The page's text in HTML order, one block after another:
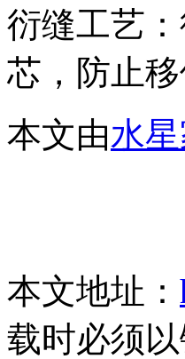
衍缝工艺
芯，防止
本文由水
本文地址：
载时必须